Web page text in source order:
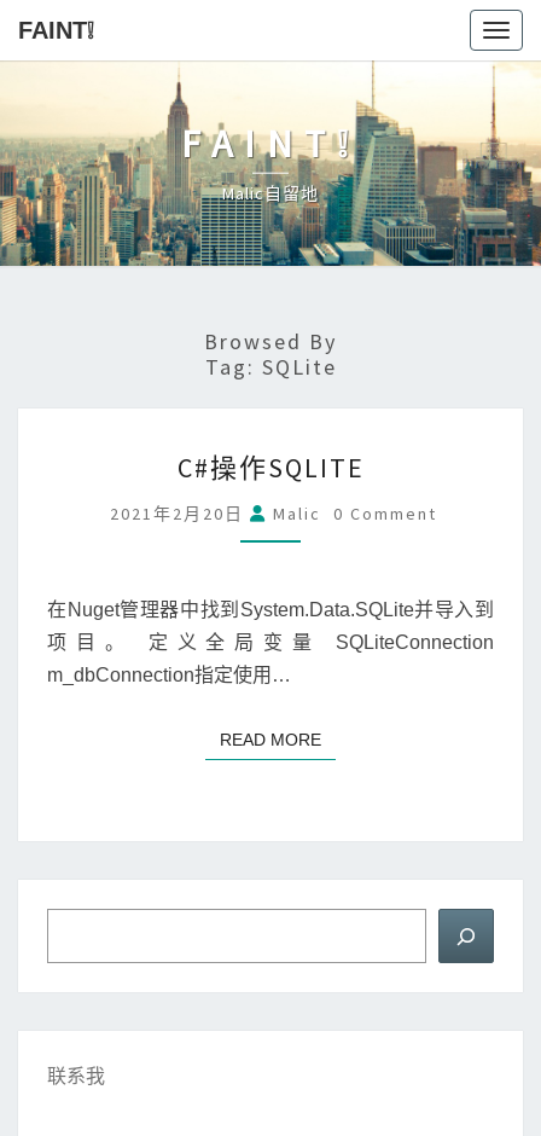
FAINT❕
FAINT❕
Malic自留地
Browsed By
Tag: SQLite
操
作
SQLITE
C#操作SQLITE
2021年2月20日 Malic Comments
0 Comment
在Nuget管理器中找到System.Data.SQLite并导入到
项目。 定义全局变量 SQLiteConnection
m_dbConnection指定使用…
READ MOREREAD MORE
联系我